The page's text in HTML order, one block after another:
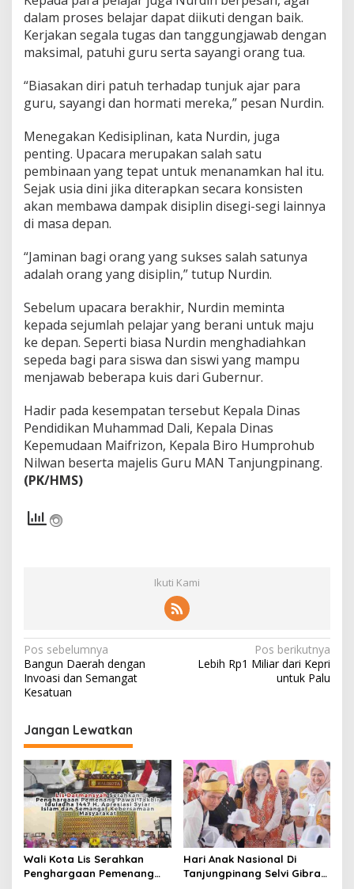
dalam proses belajar dapat diikuti dengan baik.
Kerjakan segala tugas dan tanggungjawab dengan
maksimal, patuhi guru serta sayangi orang tua.
“Biasakan diri patuh terhadap tunjuk ajar para
guru, sayangi dan hormati mereka,” pesan Nurdin.
Menegakan Kedisiplinan, kata Nurdin, juga
penting. Upacara merupakan salah satu
pembinaan yang tepat untuk menanamkan hal itu.
Sejak usia dini jika diterapkan secara konsisten
akan membawa dampak disiplin disegi-segi lainnya
di masa depan.
“Jaminan bagi orang yang sukses salah satunya
adalah orang yang disiplin,” tutup Nurdin.
Sebelum upacara berakhir, Nurdin meminta
kepada sejumlah pelajar yang berani untuk maju
ke depan. Seperti biasa Nurdin menghadiahkan
sepeda bagi para siswa dan siswi yang mampu
menjawab beberapa kuis dari Gubernur.
Hadir pada kesempatan tersebut Kepala Dinas
Pendidikan Muhammad Dali, Kepala Dinas
Kepemudaan Maifrizon, Kepala Biro Humprohub
Nilwan beserta majelis Guru MAN Tanjungpinang.
(PK/HMS)
Ikuti Kami
N
a
v
i
g
a
s
i
p
o
s
Pos sebelumnya
Bangun Daerah dengan
Invoasi dan Semangat
Kesatuan
Pos berikutnya
Lebih Rp1 Miliar dari Kepri
untuk Palu
Jangan Lewatkan
Wali Kota Lis Serahkan
Penghargaan Pemenang
Hari Anak Nasional Di
Tanjungpinang Selvi Gibran